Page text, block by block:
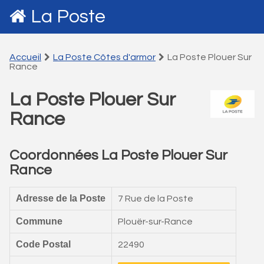
La Poste
Accueil La Poste Côtes d'armor
La Poste Plouer Sur
Rance
La Poste Plouer Sur
Rance
Coordonnées La Poste Plouer Sur
Rance
Adresse de la Poste 7 Rue de la Poste
Commune Plouër-sur-Rance
Code Postal 22490